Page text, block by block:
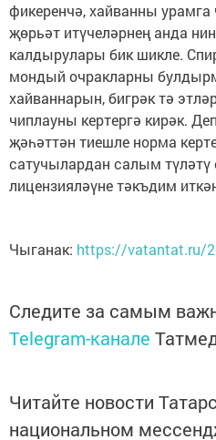
фикеренчә, хайванны
җөрьәт итүчеләрнең анда
калдырулары бик шикле.
мондый очракларны
хайваннарын, бигрәк тә
чиплауны кертергә кирәк.
җәһәттән тиешле норма
сатучылардан салым түләтү
лицензияләүне тәкъдим
Чыганак: https://vatantat.ru/
Следите за самым
Telegram-канале
Читайте новости
национальном